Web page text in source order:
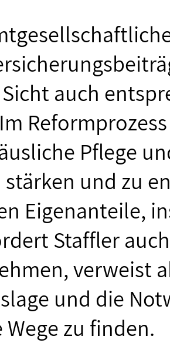
auch
Pflege
und zu
Eigenanteile,
Staffler
verweist
und die
Wege zu finden.